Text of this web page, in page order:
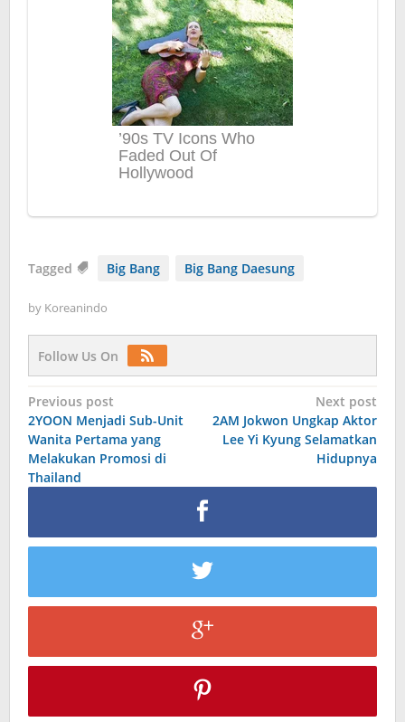
Tagged Big Bang Big Bang Daesung
by Koreanindo
Follow Us On
Post
navigation
Previous post
2YOON Menjadi Sub-Unit
Wanita Pertama yang
Melakukan Promosi di
Thailand
Next post
2AM Jokwon Ungkap Aktor
Lee Yi Kyung Selamatkan
Hidupnya